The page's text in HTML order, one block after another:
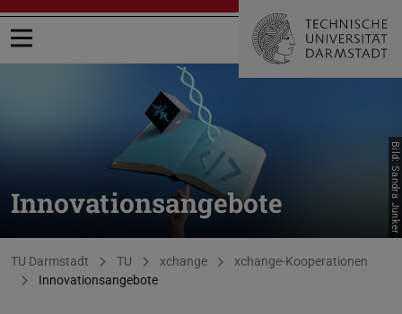
Menü öffnen
Innovationsangebote Bild: Sandra Junker
Sie befinden sich hier:
TU Darmstadt TU xchange
xchange-Kooperationen
Innovationsangebote